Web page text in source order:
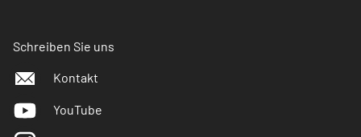
Schreiben Sie uns
Kontakt
YouTube